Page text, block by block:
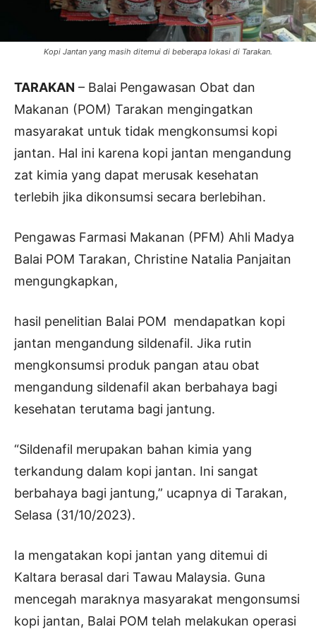
Kopi Jantan yang masih ditemui di beberapa lokasi di Tarakan.
TARAKAN – Balai Pengawasan Obat dan
Makanan (POM) Tarakan mengingatkan
masyarakat untuk tidak mengkonsumsi kopi
jantan. Hal ini karena kopi jantan mengandung
zat kimia yang dapat merusak kesehatan
terlebih jika dikonsumsi secara berlebihan.
Pengawas Farmasi Makanan (PFM) Ahli Madya
Balai POM Tarakan, Christine Natalia Panjaitan
mengungkapkan,
hasil penelitian Balai POM mendapatkan kopi
jantan mengandung sildenafil. Jika rutin
mengkonsumsi produk pangan atau obat
mengandung sildenafil akan berbahaya bagi
kesehatan terutama bagi jantung.
“Sildenafil merupakan bahan kimia yang
terkandung dalam kopi jantan. Ini sangat
berbahaya bagi jantung,” ucapnya di Tarakan,
Selasa (31/10/2023).
Ia mengatakan kopi jantan yang ditemui di
Kaltara berasal dari Tawau Malaysia. Guna
mencegah maraknya masyarakat mengonsumsi
kopi jantan, Balai POM telah melakukan operasi